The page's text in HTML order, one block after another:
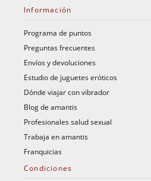
Información
Programa de puntos
Preguntas frecuentes
Envíos y devoluciones
Estudio de juguetes eróticos
Dónde viajar con vibrador
Blog de amantis
Profesionales salud sexual
Trabaja en amantis
Franquicias
Condiciones